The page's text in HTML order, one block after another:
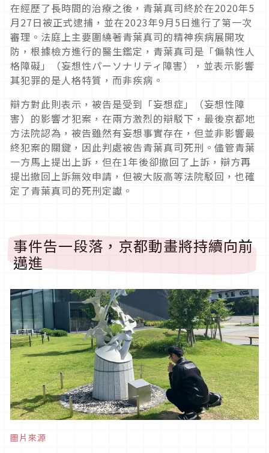
在經歷了長時間的治療之後，青葉真司終於在2020年5
月27日被正式逮捕，並在2023年9月5日進行了第一次
審理。 法庭上主要圍繞著青葉真司的精神疾病展開攻
防，根據檢方進行的醫生鑑定，青葉真司是「偏執性人
格障礙」（妄想性パーソナリティ障害），並表示影響
其犯罪的是人格特質，而非疾病。
辯方對此則表示，被告是受到「妄想症」（妄想性障
害）的影響才犯案，在兩方激烈的辯駁下，最後京都地
方法院認為，被告雖然有妄想事實存在，但並非影響最
終犯案的關鍵，因此判處被告青葉真司死刑。儘管青葉
一方馬上提出上訴，但在1年後卻撤回了上訴，辯方再
提出撤回上訴無效申請，但被大阪高等法院駁回，也確
定了青葉真司的死刑定讞。
事件告一段落，京都動畫將持續向前
邁進
圖片來源